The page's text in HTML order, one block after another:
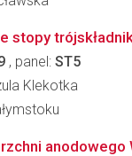
stopy
, panel: ST5
Klekotka